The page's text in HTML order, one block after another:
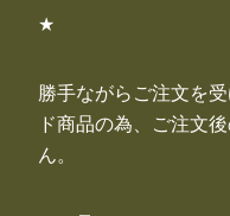
★
勝手ながらご注文を
ド商品の為、ご注文
ん。